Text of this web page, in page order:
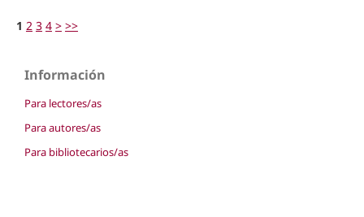
1 2 3 4 > >>
Información
Para lectores/as
Para autores/as
Para bibliotecarios/as